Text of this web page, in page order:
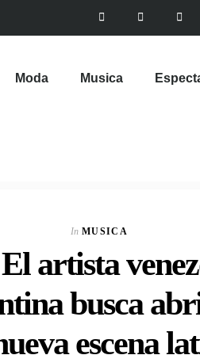
Moda Musica
In MUSICA
artista
busca
escena